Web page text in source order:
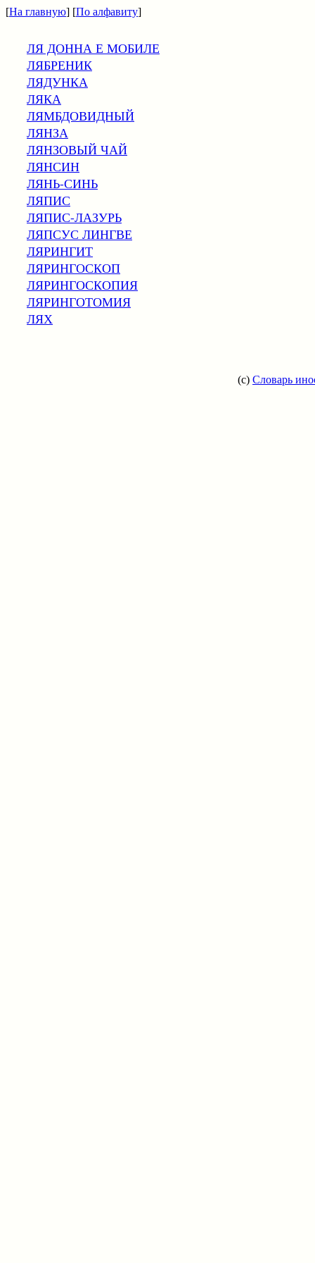
[На главную] [По алфавиту]
ЛЯ ДОННА Е МОБИЛЕ
ЛЯБРЕНИК
ЛЯДУНКА
ЛЯКА
ЛЯМБДОВИДНЫЙ
ЛЯНЗА
ЛЯНЗОВЫЙ ЧАЙ
ЛЯНСИН
ЛЯНЬ-СИНЬ
ЛЯПИС
ЛЯПИС-ЛАЗУРЬ
ЛЯПСУС ЛИНГВЕ
ЛЯРИНГИТ
ЛЯРИНГОСКОП
ЛЯРИНГОСКОПИЯ
ЛЯРИНГОТОМИЯ
ЛЯХ
(c) Словарь